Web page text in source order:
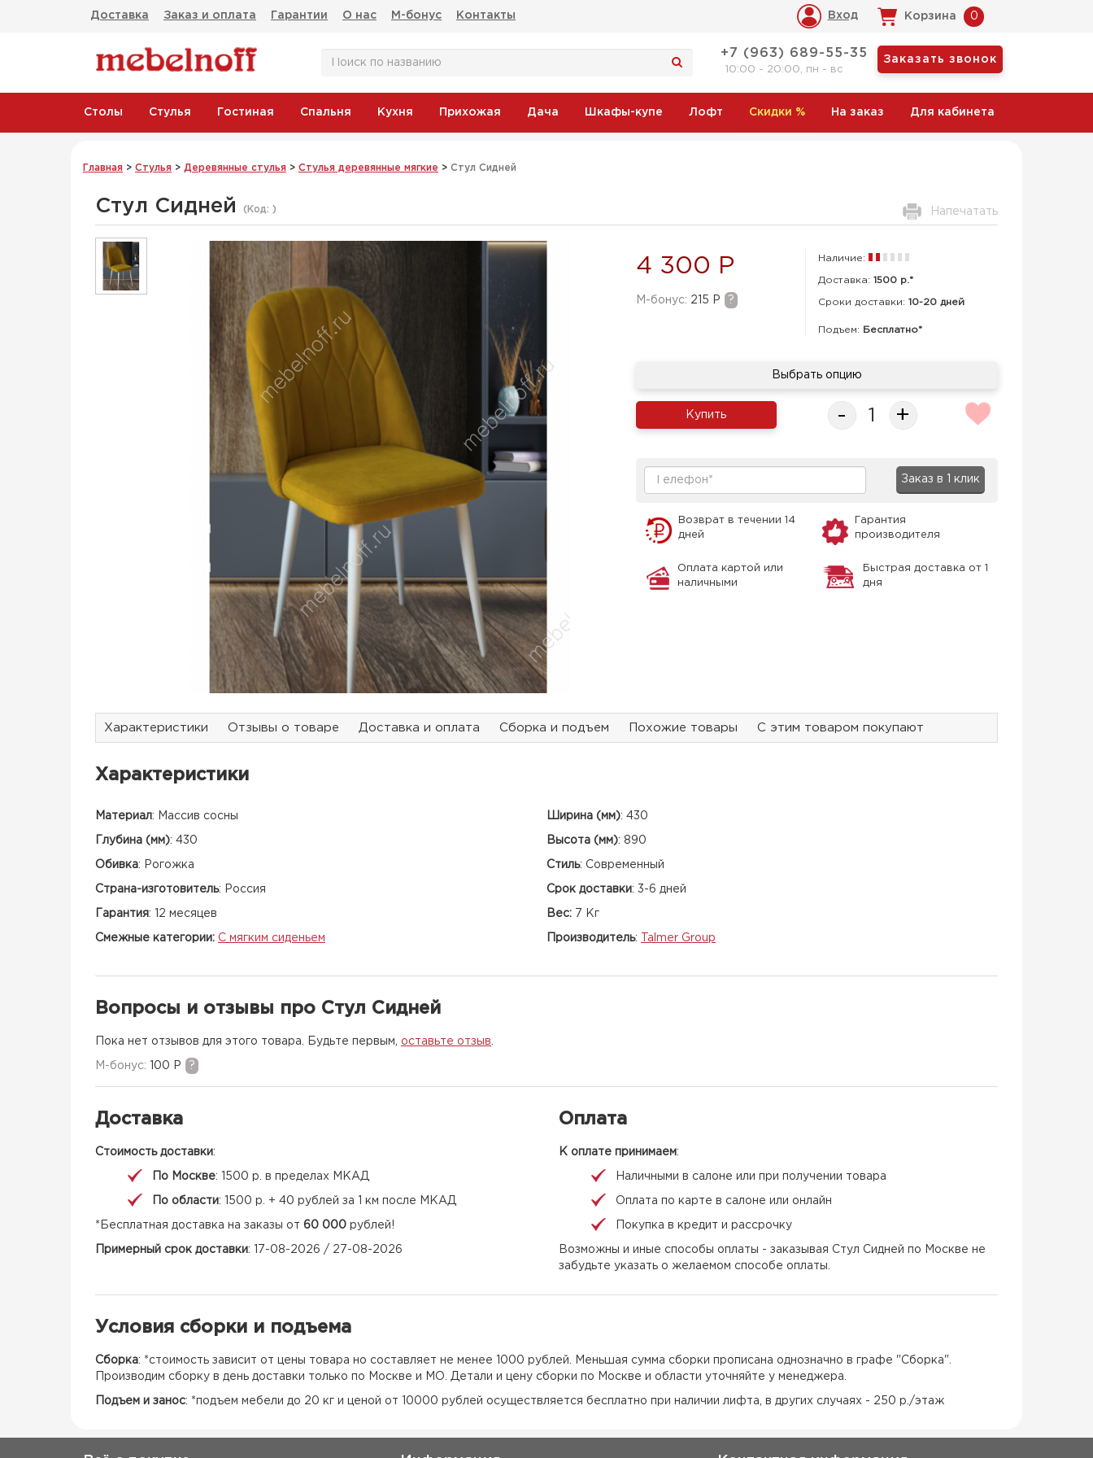
Доставка Заказ и оплата Гарантии О нас М-бонус Контакты Вход Корзина 0
+7 (963) 689-55-35
10:00 - 20:00, пн - вс
Заказать звонок
Столы Стулья Гостиная Спальня Кухня Прихожая Дача Шкафы-купе Лофт Скидки % На заказ Для кабинета
Главная > Стулья > Деревянные стулья > Стулья деревянные мягкие > Стул Сидней
Стул Сидней (Код: ) Напечатать
4 300 Р
M-бонус: 215 Р ?
Наличие:
Доставка: 1500 р.*
Сроки доставки: 10-20 дней
Подъем: Бесплатно*
Выбрать опцию
Купить - +
Заказ в 1 клик
Возврат в течении 14
дней
Гарантия
производителя
Оплата картой или
наличными
Быстрая доставка от 1
дня
Характеристики Отзывы о товаре Доставка и оплата Сборка и подъем Похожие товары С этим товаром покупают
Характеристики
Материал: Массив сосны Ширина (мм): 430
Глубина (мм): 430 Высота (мм): 890
Обивка: Рогожка Стиль: Современный
Страна-изготовитель: Россия Срок доставки: 3-6 дней
Гарантия: 12 месяцев Вес: 7 Кг
Смежные категории: С мягким сиденьем Производитель: Talmer Group
Вопросы и отзывы про Стул Сидней
Пока нет отзывов для этого товара. Будьте первым, оставьте отзыв
M-бонус: 100 Р ?
Доставка
Стоимость доставки:
По Москве: 1500 р. в пределах МКАД
По области: 1500 р. + 40 рублей за 1 км после МКАД
*Бесплатная доставка на заказы от 60 000 рублей!
Примерный срок доставки: 17-08-2026 / 27-08-2026
Оплата
К оплате принимаем:
Наличными в салоне или при получении товара
Оплата по карте в салоне или онлайн
Покупка в кредит и рассрочку
Возможны и иные способы оплаты - заказывая Стул Сидней по Москве не
забудьте указать о желаемом способе оплаты.
Условия сборки и подъема
Сборка: *стоимость зависит от цены товара но составляет не менее 1000 рублей. Меньшая сумма сборки прописана однозначно в графе "Сборка".
Производим сборку в день доставки только по Москве и МО. Детали и цену сборки по Москве и области уточняйте у менеджера.
Подъем и занос: *подъем мебели до 20 кг и ценой от 10000 рублей осуществляется бесплатно при наличии лифта, в других случаях - 250 р./этаж